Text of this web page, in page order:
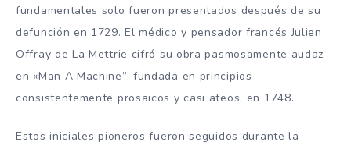
fundamentales solo fueron presentados después de su
defunción en 1729. El médico y pensador francés Julien
Offray de La Mettrie cifró su obra pasmosamente audaz
en «Man A Machine”, fundada en principios
consistentemente prosaicos y casi ateos, en 1748.
Estos iniciales pioneros fueron seguidos durante la